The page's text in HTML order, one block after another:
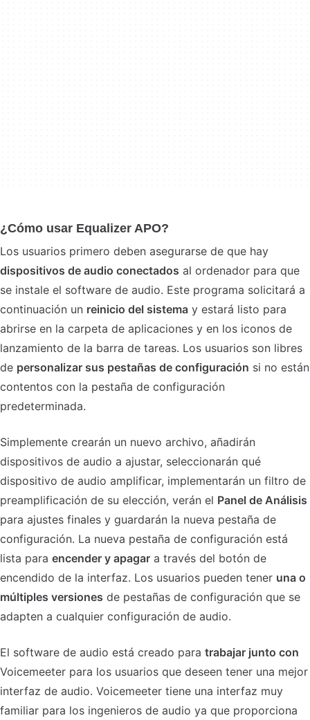
¿Cómo usar Equalizer APO?
Los usuarios primero deben asegurarse de que hay
dispositivos de audio conectados al ordenador para que
se instale el software de audio. Este programa solicitará a
continuación un reinicio del sistema y estará listo para
abrirse en la carpeta de aplicaciones y en los iconos de
lanzamiento de la barra de tareas. Los usuarios son libres
de personalizar sus pestañas de configuración si no están
contentos con la pestaña de configuración
predeterminada.
Simplemente crearán un nuevo archivo, añadirán
dispositivos de audio a ajustar, seleccionarán qué
dispositivo de audio amplificar, implementarán un filtro de
preamplificación de su elección, verán el Panel de Análisis
para ajustes finales y guardarán la nueva pestaña de
configuración. La nueva pestaña de configuración está
lista para encender y apagar a través del botón de
encendido de la interfaz. Los usuarios pueden tener una o
múltiples versiones de pestañas de configuración que se
adapten a cualquier configuración de audio.
El software de audio está creado para trabajar junto con
Voicemeeter para los usuarios que deseen tener una mejor
interfaz de audio. Voicemeeter tiene una interfaz muy
familiar para los ingenieros de audio ya que proporciona